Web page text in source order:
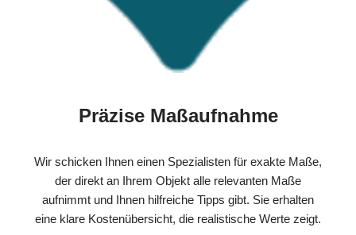
Präzise Maßaufnahme
Wir schicken Ihnen einen Spezialisten für exakte Maße,
der direkt an Ihrem Objekt alle relevanten Maße
aufnimmt und Ihnen hilfreiche Tipps gibt. Sie erhalten
eine klare Kostenübersicht, die realistische Werte zeigt.